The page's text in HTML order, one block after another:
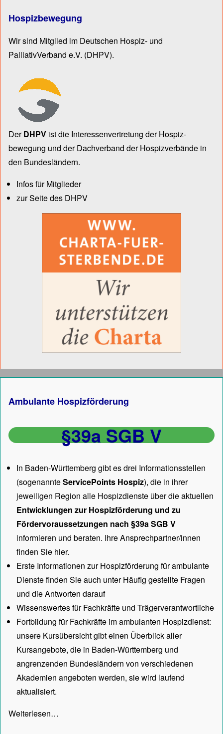
Hospizbewegung
Wir sind Mitglied im Deutschen Hospiz- und
PalliativVerband e.V. (DHPV).
DerDHPV ist die Inter­essen­ver­tre­tung der Hospiz­
bewegung und der Dach­verband der Hospiz­verbände in
den Bun­des­län­dern.
Infos für Mitglieder
zur Seite des DHPV
Ambulante Hospizförderung
§39a SGB V
In Baden-Württemberg gibt es drei Informationsstellen
(sogenannteServicePoints Hospiz), die in ihrer
jeweiligen Region alle Hospizdienste über die aktuellen
Entwicklungen zur Hospizförderung und zu
Fördervoraussetzungen nach §39a SGB V
informieren und beraten. Ihre Ansprechpartner/innen
finden Sie hier.
Erste Informationen zur Hospizförderung für ambulante
Dienste finden Sie auch unterHäufig gestellte Fragen
und die Antworten darauf
Wissenswertes für Fachkräfte und Trägerverantwortliche
Fortbildung für Fachkräfte im ambulanten Hospizdienst:
unsere Kursübersichtgibt einen Überblick aller
Kursangebote, die in Baden-Württemberg und
angrenzenden Bundesländern von verschiedenen
Akademien angeboten werden, sie wird laufend
aktualisiert.
Weiterlesen…